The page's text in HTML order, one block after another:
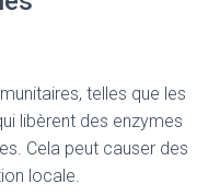
telles que les
libèrent des enzymes
Cela peut causer des
locale.